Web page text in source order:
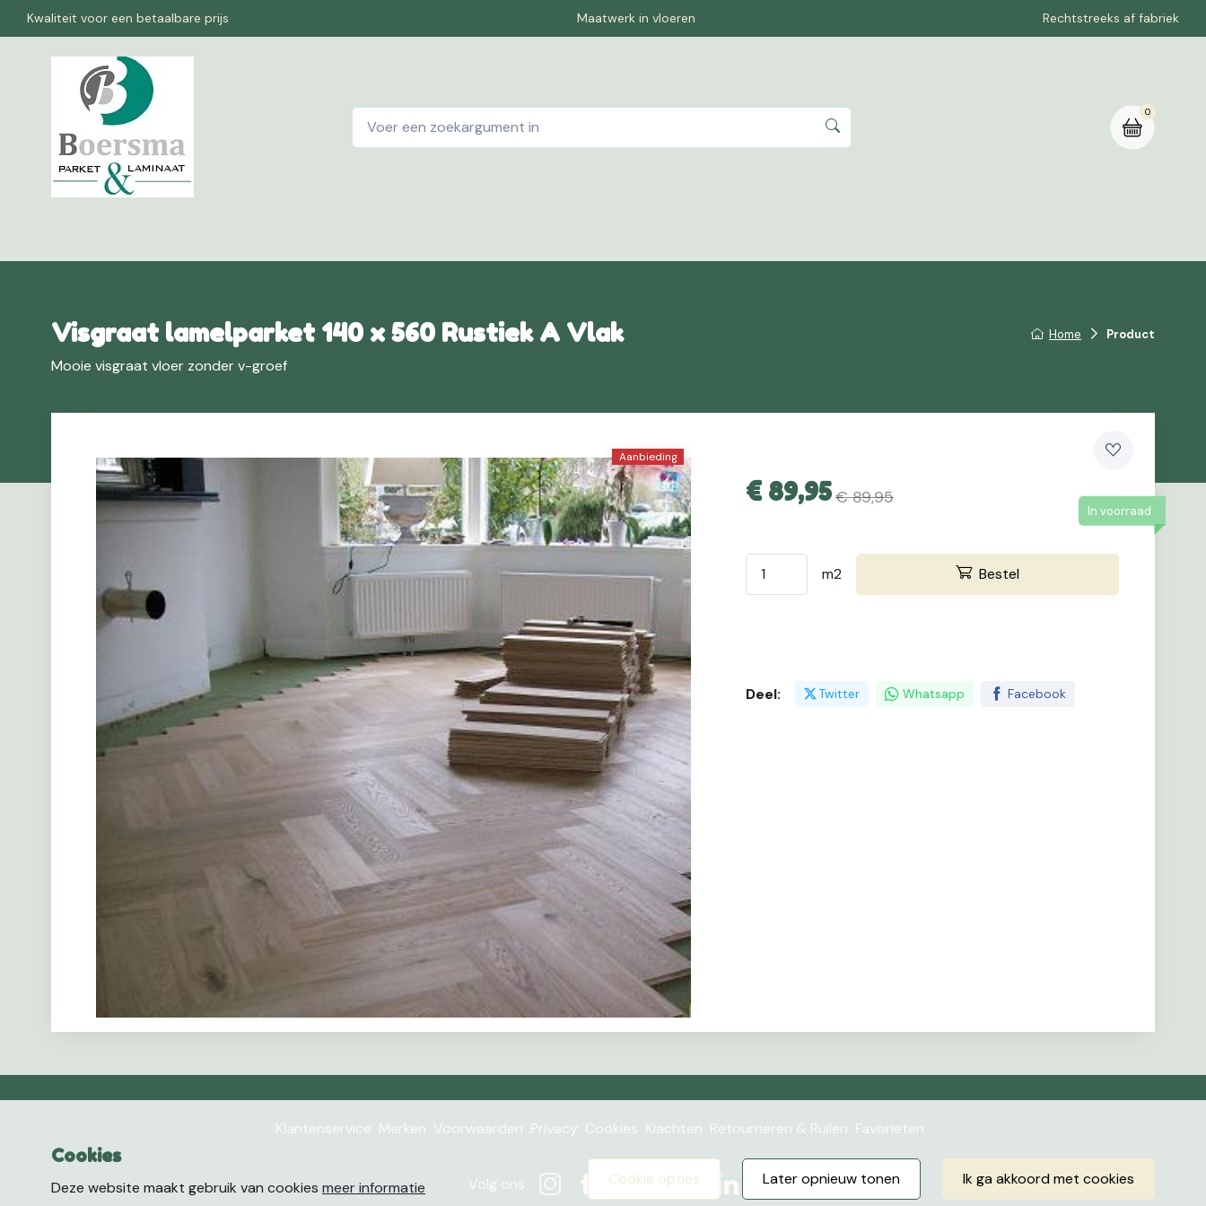
Kwaliteit voor een betaalbare prijs Maatwerk in vloeren Rechtstreeks af fabriek
0
Home Product
Visgraat lamelparket 140 x 560 Rustiek A Vlak
Mooie visgraat vloer zonder v-groef
Aanbieding
€ 89,95€ 89,95
In voorraad
m2 Bestel
Deel: Twitter Whatsapp Facebook
Klantenservice Merken Voorwaarden Privacy Cookies Klachten Retourneren & Ruilen Favorieten
Volg ons
Cookies
Deze website maakt gebruik van cookies meer informatie ik ga akkoord met cookies
later opnieuw tonen
cookie opties